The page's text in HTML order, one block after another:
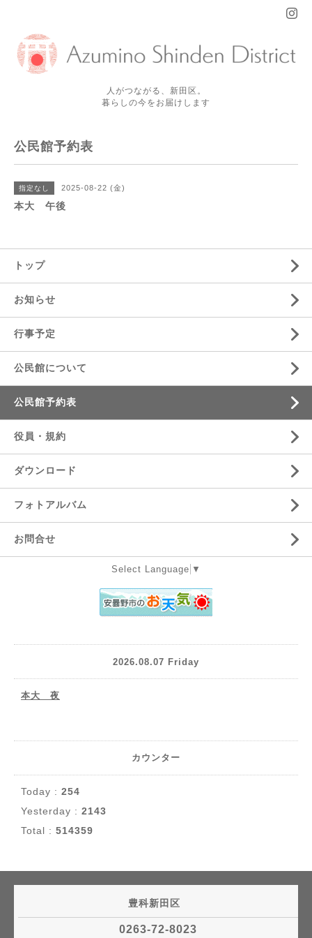
人がつながる、新田区。
暮らしの今をお届けします
公民館予約表
指定なし 2025-08-22 (金)
本大 午後
トップ
お知らせ
行事予定
公民館について
公民館予約表
役員・規約
ダウンロード
フォトアルバム
お問合せ
Select Language ▼
2026.08.07 Friday
本大 夜
カウンター
Today : 254
Yesterday : 2143
Total : 514359
豊科新田区
0263-72-8023